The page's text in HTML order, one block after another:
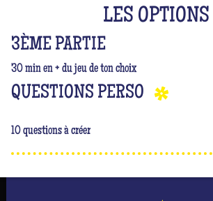
LES OPTIONS
3ÈME PARTIE
30 min en + du jeu de ton choix
QUESTIONS PERSO
10 questions à créer